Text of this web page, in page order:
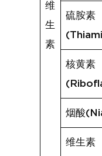
维
生
素
硫胺素
核黄素
烟酸
维生素